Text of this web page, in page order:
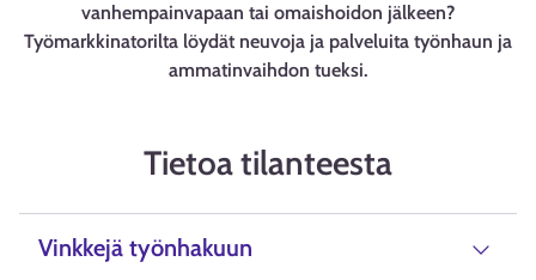
vanhempainvapaan tai omaishoidon jälkeen?
Työmarkkinatorilta löydät neuvoja ja palveluita työnhaun ja
ammatinvaihdon tueksi.
Tietoa tilanteesta
Vinkkejä työnhakuun